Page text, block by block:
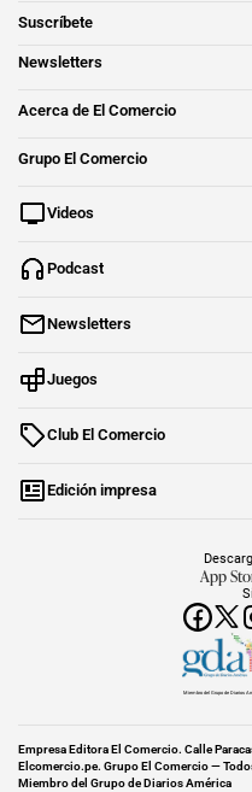
Suscríbete
Newsletters
Acerca de El Comercio
Grupo El Comercio
Videos
Podcast
Newsletters
Juegos
Club El Comercio
Edición impresa
App
Miembro del Grupo de Diarios
Empresa Editora El Comercio. Calle
Elcomercio.pe. Grupo El Comercio —
Miembro del Grupo de Diarios América